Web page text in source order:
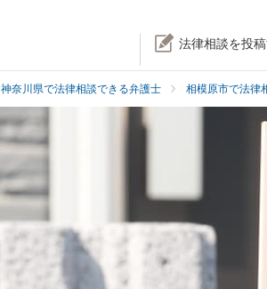
法律相談を投
神奈川県で法律相談できる弁護士 相模原市で法律